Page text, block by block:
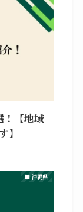
！【地域
】
沖縄県